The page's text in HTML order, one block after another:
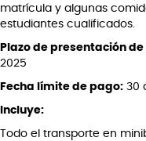
matrícula y algunas
estudiantes cualificados.
Plazo de presentación
2025
Fecha límite de pago: 30
Incluye:
Todo el transporte en